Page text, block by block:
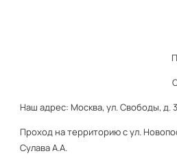
Наш адрес: Москва, ул. Свободы, д.
Проход на территорию с ул.
Сулава А.А.